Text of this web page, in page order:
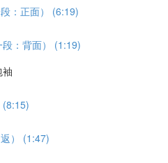
：正面） (6:19)
：背面） (1:19)
(8:15)
） (1:47)